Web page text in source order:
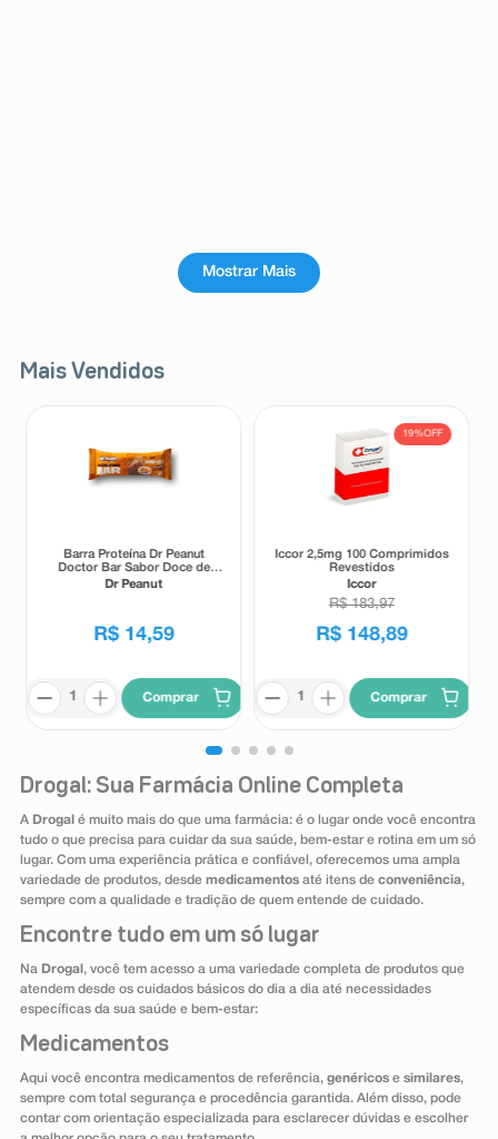
Mostrar Mais
Mais Vendidos
Barra Proteína Dr Peanut
Doctor Bar Sabor Doce de
Leite 62g
Dr Peanut
R$ 14,59
Comprar
19%OFF
Iccor 2,5mg 100 Comprimidos
Revestidos
Iccor
R$ 183,97
R$ 148,89
Comprar
Drogal: Sua Farmácia Online Completa
A Drogal é muito mais do que uma farmácia: é o lugar onde você encontra
tudo o que precisa para cuidar da sua saúde, bem-estar e rotina em um só
lugar. Com uma experiência prática e confiável, oferecemos uma ampla
variedade de produtos, desde medicamentosaté itens de conveniência,
sempre com a qualidade e tradição de quem entende de cuidado.
Encontre tudo em um só lugar
Na Drogal , você tem acesso a uma variedade completa de produtos que
atendem desde os cuidados básicos do dia a dia até necessidades
específicas da sua saúde e bem-estar:
Medicamentos
Aqui você encontra medicamentos de referência, genéricose similares,
sempre com total segurança e procedência garantida. Além disso, pode
contar com orientação especializada para esclarecer dúvidas e escolher